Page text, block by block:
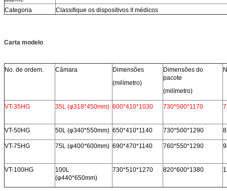
Categoria Classifique os dispositivos II médicos
Carta modelo
No. de ordem. Câmara
Dimensões
(milímetro)
Dimensões do
pacote
(milímetro)
VT-35HG 35L (φ318*450mm) 600*410*1030 730*500*1170
VT-50HG 50L (φ340*550mm) 650*410*1140 730*500*1290
VT-75HG 75L (φ400*600mm) 690*470*1140 760*550*1290
VT-100HG
100L
(φ440*650mm)
730*510*1270 820*600*1380